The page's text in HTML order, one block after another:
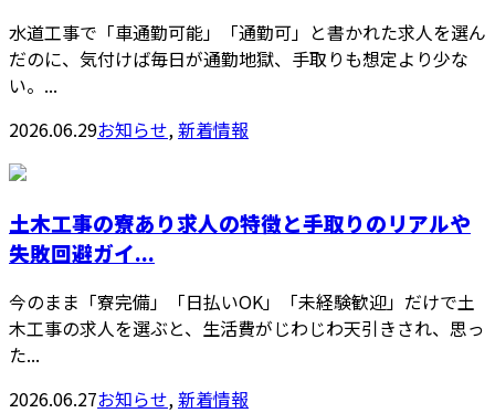
水道工事で「車通勤可能」「通勤可」と書かれた求人を選ん
だのに、気付けば毎日が通勤地獄、手取りも想定より少な
い。...
2026.06.29お知らせ,新着情報
土木工事の寮あり求人の特徴と手取りのリアルや
失敗回避ガイ...
今のまま「寮完備」「日払いOK」「未経験歓迎」だけで土
木工事の求人を選ぶと、生活費がじわじわ天引きされ、思っ
た...
2026.06.27お知らせ, 新着情報